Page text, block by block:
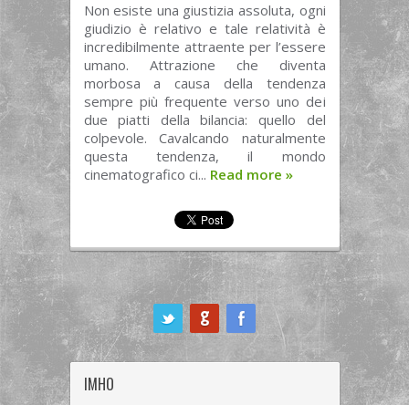
Non esiste una giustizia assoluta, ogni
giudizio è relativo e tale relatività è
incredibilmente attraente per l’essere
umano. Attrazione che diventa
morbosa a causa della tendenza
sempre più frequente verso uno dei
due piatti della bilancia: quello del
colpevole. Cavalcando naturalmente
questa tendenza, il mondo
cinematografico ci... Read more »
IMHO